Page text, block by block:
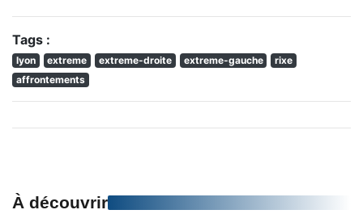
Tags :
lyon extreme extreme-droite extreme-gauche
rixe
affrontements
À découvrir